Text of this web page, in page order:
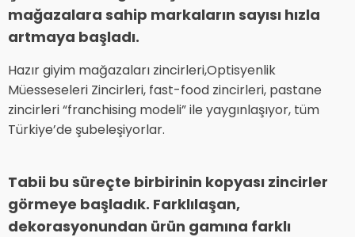
mağazalara sahip markaların sayısı hızla
artmaya başladı.
Hazır giyim mağazaları zincirleri,Optisyenlik
Müesseseleri Zincirleri, fast-food zincirleri, pastane
zincirleri “franchising modeli” ile yaygınlaşıyor, tüm
Türkiye’de şubeleşiyorlar.
Tabii bu süreçte birbirinin kopyası zincirler
görmeye başladık. Farklılaşan,
dekorasyonundan ürün gamına farklı